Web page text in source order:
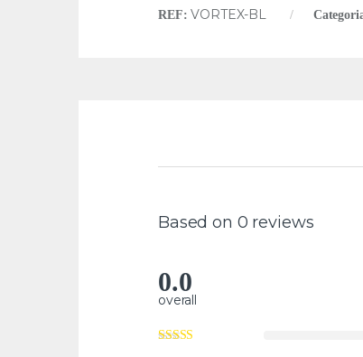
REF:VORTEX-BL
Based on 0 reviews
0.0
overall